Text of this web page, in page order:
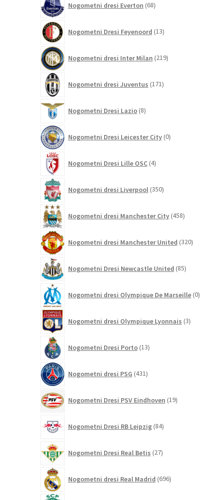
Nogometni dresi Everton 68izdelkov
Nogometni Dresi Feyenoord 13izdelkov
Nogometni dresi Inter Milan 219izdelkov
Nogometni dresi Juventus 171izdelkov
Nogometni Dresi Lazio 8izdelkov
Nogometni Dresi Leicester City 0izdelkov
Nogometni Dresi Lille OSC 4izdelki
Nogometni dresi Liverpool 350izdelkov
Nogometni dresi Manchester City 458izdelkov
Nogometni dresi Manchester United 320izdelkov
Nogometni Dresi Newcastle United 85izdelkov
Nogometni dresi Olympique De Marseille 0
Nogometni dresi Olympique Lyonnais 3izdelki
Nogometni Dresi Porto 13izdelkov
Nogometni dresi PSG 431izdelkov
Nogometni Dresi PSV Eindhoven 19izdelkov
Nogometni Dresi RB Leipzig 84izdelkov
Nogometni Dresi Real Betis 27izdelkov
Nogometni dresi Real Madrid 696izdelkov